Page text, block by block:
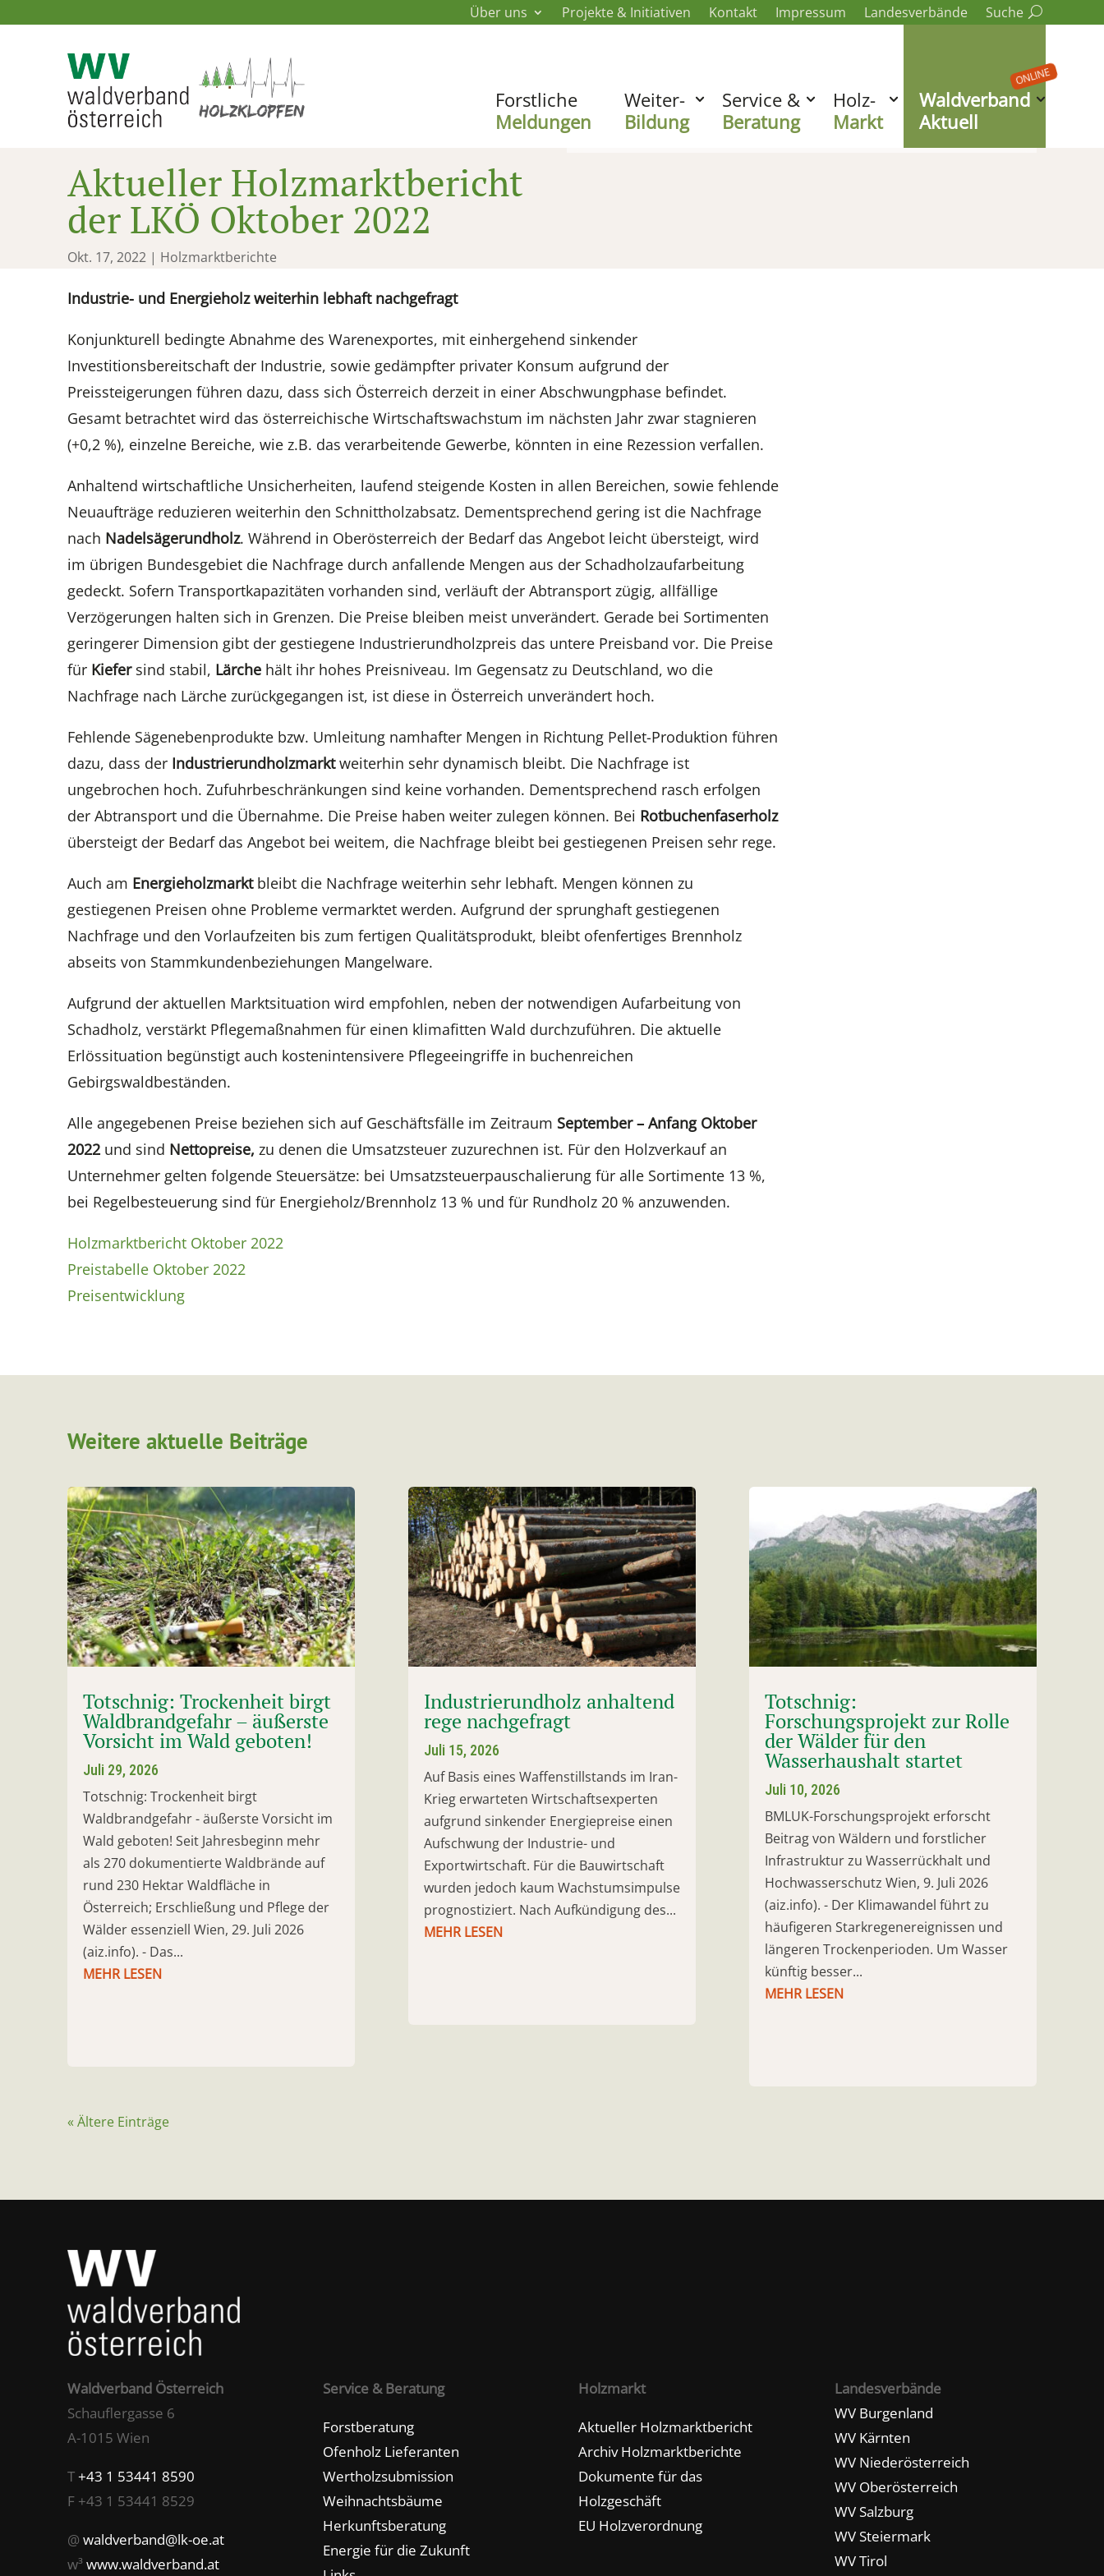
Über uns Projekte & Initiativen Kontakt Impressum Landesverbände Suche
Forstliche
Meldungen
Weiter-
Bildung
Service &
Beratung
Holz-
Markt
ONLINE
Waldverband
Aktuell
Aktueller Holzmarktbericht
der LKÖ Oktober 2022
Okt. 17, 2022 | Holzmarktberichte
Industrie- und Energieholz weiterhin lebhaft nachgefragt
Konjunkturell bedingte Abnahme des Warenexportes, mit einhergehend sinkender
Investitionsbereitschaft der Industrie, sowie gedämpfter privater Konsum aufgrund der
Preissteigerungen führen dazu, dass sich Österreich derzeit in einer Abschwungphase befindet.
Gesamt betrachtet wird das österreichische Wirtschaftswachstum im nächsten Jahr zwar stagnieren
(+0,2 %), einzelne Bereiche, wie z.B. das verarbeitende Gewerbe, könnten in eine Rezession verfallen.
Anhaltend wirtschaftliche Unsicherheiten, laufend steigende Kosten in allen Bereichen, sowie fehlende
Neuaufträge reduzieren weiterhin den Schnittholzabsatz. Dementsprechend gering ist die Nachfrage
nach Nadelsägerundholz. Während in Oberösterreich der Bedarf das Angebot leicht übersteigt, wird
im übrigen Bundesgebiet die Nachfrage durch anfallende Mengen aus der Schadholzaufarbeitung
gedeckt. Sofern Transportkapazitäten vorhanden sind, verläuft der Abtransport zügig, allfällige
Verzögerungen halten sich in Grenzen. Die Preise bleiben meist unverändert. Gerade bei Sortimenten
geringerer Dimension gibt der gestiegene Industrierundholzpreis das untere Preisband vor. Die Preise
für Kiefersind stabil, Lärche hält ihr hohes Preisniveau. Im Gegensatz zu Deutschland, wo die
Nachfrage nach Lärche zurückgegangen ist, ist diese in Österreich unverändert hoch.
Fehlende Sägenebenprodukte bzw. Umleitung namhafter Mengen in Richtung Pellet-Produktion führen
dazu, dass der Industrierundholzmarktweiterhin sehr dynamisch bleibt. Die Nachfrage ist
ungebrochen hoch. Zufuhrbeschränkungen sind keine vorhanden. Dementsprechend rasch erfolgen
der Abtransport und die Übernahme. Die Preise haben weiter zulegen können. Bei Rotbuchenfaserholz
übersteigt der Bedarf das Angebot bei weitem, die Nachfrage bleibt bei gestiegenen Preisen sehr rege.
Auch am Energieholzmarktbleibt die Nachfrage weiterhin sehr lebhaft. Mengen können zu
gestiegenen Preisen ohne Probleme vermarktet werden. Aufgrund der sprunghaft gestiegenen
Nachfrage und den Vorlaufzeiten bis zum fertigen Qualitätsprodukt, bleibt ofenfertiges Brennholz
abseits von Stammkundenbeziehungen Mangelware.
Aufgrund der aktuellen Marktsituation wird empfohlen, neben der notwendigen Aufarbeitung von
Schadholz, verstärkt Pflegemaßnahmen für einen klimafitten Wald durchzuführen. Die aktuelle
Erlössituation begünstigt auch kostenintensivere Pflegeeingriffe in buchenreichen
Gebirgswaldbeständen.
Alle angegebenen Preise beziehen sich auf Geschäftsfälle im Zeitraum September – Anfang Oktober
2022 und sind Nettopreise, zu denen die Umsatzsteuer zuzurechnen ist. Für den Holzverkauf an
Unternehmer gelten folgende Steuersätze: bei Umsatzsteuerpauschalierung für alle Sortimente 13 %,
bei Regelbesteuerung sind für Energieholz/Brennholz 13 % und für Rundholz 20 % anzuwenden.
Holzmarktbericht Oktober 2022
Preistabelle Oktober 2022
Preisentwicklung
Weitere aktuelle Beiträge
Totschnig: Trockenheit birgt
Waldbrandgefahr – äußerste
Vorsicht im Wald geboten!
Juli 29, 2026
Totschnig: Trockenheit birgt
Waldbrandgefahr - äußerste Vorsicht im
Wald geboten! Seit Jahresbeginn mehr
als 270 dokumentierte Waldbrände auf
rund 230 Hektar Waldfläche in
Österreich; Erschließung und Pflege der
Wälder essenziell Wien, 29. Juli 2026
(aiz.info). - Das...
MEHR LESEN
Industrierundholz anhaltend
rege nachgefragt
Juli 15, 2026
Auf Basis eines Waffenstillstands im Iran-
Krieg erwarteten Wirtschaftsexperten
aufgrund sinkender Energiepreise einen
Aufschwung der Industrie- und
Exportwirtschaft. Für die Bauwirtschaft
wurden jedoch kaum Wachstumsimpulse
prognostiziert. Nach Aufkündigung des...
MEHR LESEN
Totschnig:
Forschungsprojekt zur Rolle
der Wälder für den
Wasserhaushalt startet
Juli 10, 2026
BMLUK-Forschungsprojekt erforscht
Beitrag von Wäldern und forstlicher
Infrastruktur zu Wasserrückhalt und
Hochwasserschutz Wien, 9. Juli 2026
(aiz.info). - Der Klimawandel führt zu
häufigeren Starkregenereignissen und
längeren Trockenperioden. Um Wasser
künftig besser...
MEHR LESEN
« Ältere Einträge
Waldverband Österreich
Schauflergasse 6
A-1015 Wien
T+43 1 53441 8590
F +43 1 53441 8529
@ waldverband@lk-oe.at
w³www.waldverband.at
Service & Beratung
Forstberatung
Ofenholz Lieferanten
Wertholzsubmission
Weihnachtsbäume
Herkunftsberatung
Energie für die Zukunft
Holzmarkt
Aktueller Holzmarktbericht
Archiv Holzmarktberichte
Dokumente für das
Holzgeschäft
EU Holzverordnung
Landesverbände
WV Burgenland
WV Kärnten
WV Niederösterreich
WV Oberösterreich
WV Salzburg
WV Steiermark
WV Tirol